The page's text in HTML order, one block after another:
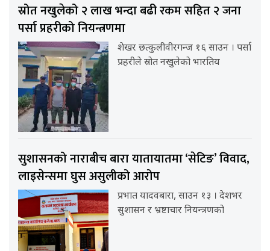
स्रोत नखुलेको २ लाख भन्दा बढी रकम सहित २ जना
पर्सा प्रहरीको नियन्त्रणमा
शेखर छत्कुलीवीरगन्ज १६ साउन । पर्सा
प्रहरीले स्रोत नखुलेको भारतिय
सुशासनको नाराबीच बारा यातायातमा ‘सेटिङ’ विवाद,
लाइसेन्समा घुस असुलीको आरोप
प्रभात यादवबारा, साउन १३ । देशभर
सुशासन र भ्रष्टाचार नियन्त्रणको